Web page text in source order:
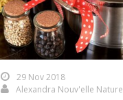
29 Nov 2018
Alexandra Nouv'elle Nature